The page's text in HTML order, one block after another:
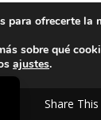
de lluvia
la gente no
esta
se lo
antes a
para ofrecerte la
sobre qué
ajustes.
Share This